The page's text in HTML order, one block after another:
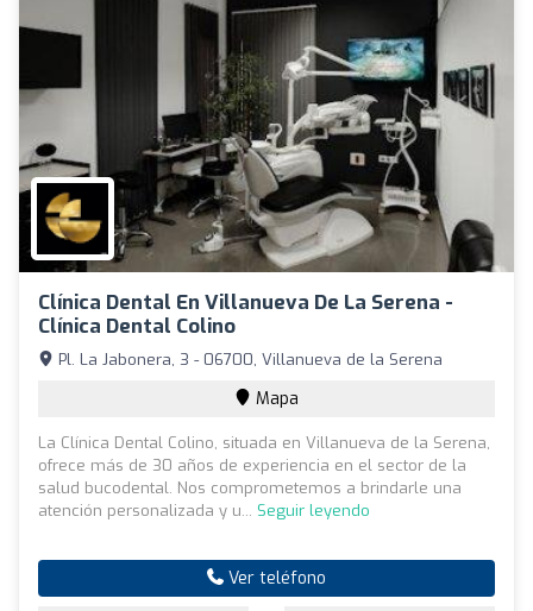
Clínica Dental En Villanueva De La Serena -
Clínica Dental Colino
Pl. La Jabonera, 3 - 06700, Villanueva de la Serena
Mapa
La Clínica Dental Colino, situada en Villanueva de la Serena,
ofrece más de 30 años de experiencia en el sector de la
salud bucodental. Nos comprometemos a brindarle una
atención personalizada y u... Seguir leyendo
Ver teléfono